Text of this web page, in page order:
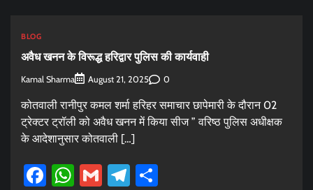
BLOG
अवैध खनन के विरूद्ध हरिद्वार पुलिस की कार्यवाही
Kamal Sharma August 21, 2025 0
कोतवाली रानीपुर कमल शर्मा हरिहर समाचार छापेमारी के दौरान 02
ट्रेक्टर ट्रॉली को अवैध खनन में किया सीज ” वरिष्ठ पुलिस अधीक्षक
के आदेशानुसार कोतवाली […]
Facebook
WhatsApp
GmailTelegram